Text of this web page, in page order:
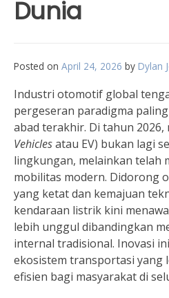
Dunia
Posted on April 24, 2026 by Dylan
Industri otomotif global
pergeseran paradigma
abad terakhir. Di tahun 2026,
Vehiclesatau EV) bukan lagi
lingkungan, melainkan telah
mobilitas modern. Didorong
yang ketat dan kemajuan
kendaraan listrik kini
lebih unggul dibandingkan
internal tradisional. Inovasi
ekosistem transportasi yang
efisien bagi masyarakat di